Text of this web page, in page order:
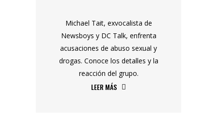
Michael Tait, exvocalista de
Newsboys y DC Talk, enfrenta
acusaciones de abuso sexual y
drogas. Conoce los detalles y la
reacción del grupo.
LEER MÁS